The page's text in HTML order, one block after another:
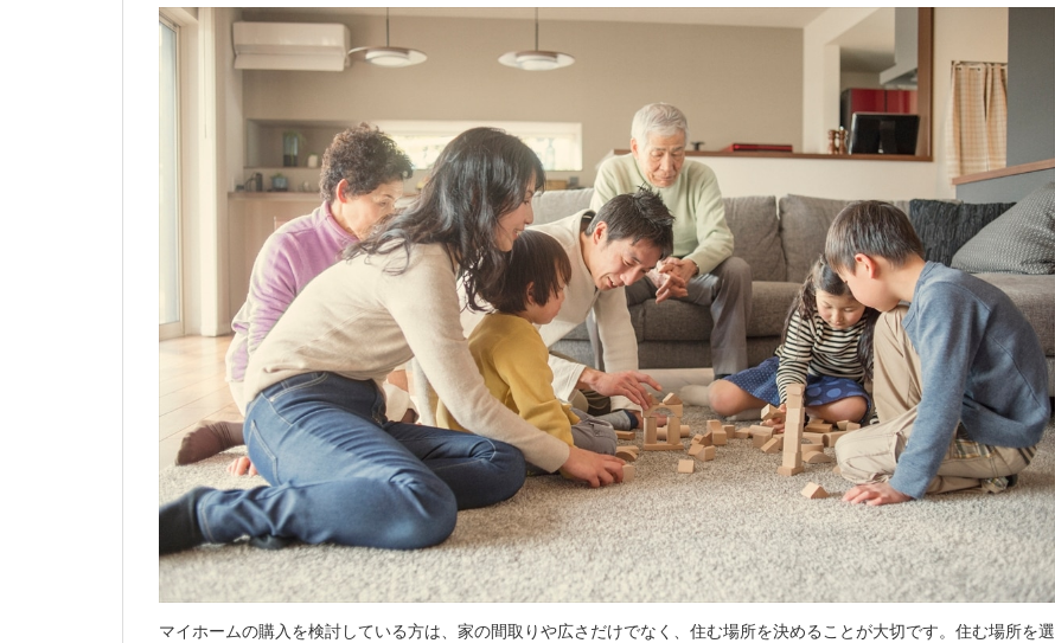
マイホームの購入を検討している方は、家の間取りや広さだけでなく、住む場所を決めることが大切です。住む場所を選